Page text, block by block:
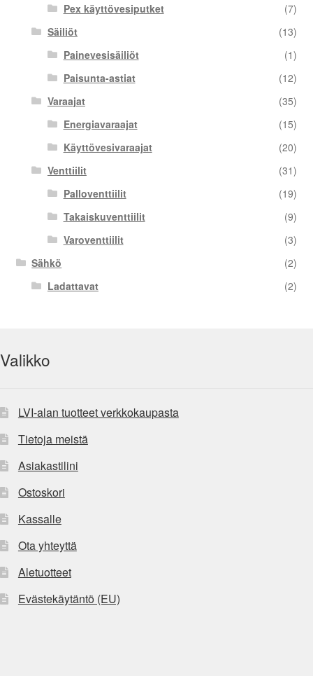
Pex käyttövesiputket
(7)
Säiliöt
(13)
Painevesisäiliöt
(1)
Paisunta-astiat
(12)
Varaajat
(35)
Energiavaraajat
(15)
Käyttövesivaraajat
(20)
Venttiilit
(31)
Palloventtiilit
(19)
Takaiskuventtiilit
(9)
Varoventtiilit
(3)
Sähkö
(2)
Ladattavat
(2)
Valikko
LVI-alan tuotteet verkkokaupasta
Tietoja meistä
Asiakastilini
Ostoskori
Kassalle
Ota yhteyttä
Aletuotteet
Evästekäytäntö (EU)